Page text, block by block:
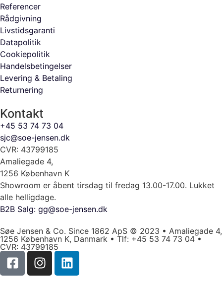
Referencer
Rådgivning
Livstidsgaranti
Datapolitik
Cookiepolitik
Handelsbetingelser
Levering & Betaling
Returnering
Kontakt
+45 53 74 73 04
sjc@soe-jensen.dk
CVR: 43799185
Amaliegade 4,
1256 København K
Showroom er åbent tirsdag til fredag 13.00-17.00. Lukket
alle helligdage.
B2B Salg: gg@soe-jensen.dk
Søe Jensen & Co. Since 1862 ApS © 2023 • Amaliegade 4,
1256 København K, Danmark • Tlf: +45 53 74 73 04 •
CVR: 43799185